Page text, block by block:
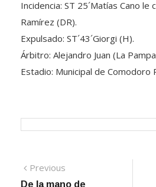
Incidencia: ST 25´Matías Cano le
Ramírez (DR).
Expulsado: ST´43´Giorgi (H).
Árbitro: Alejandro Juan (La
Estadio: Municipal de Comodoro
Navegación
Previous
post:
De la mano de